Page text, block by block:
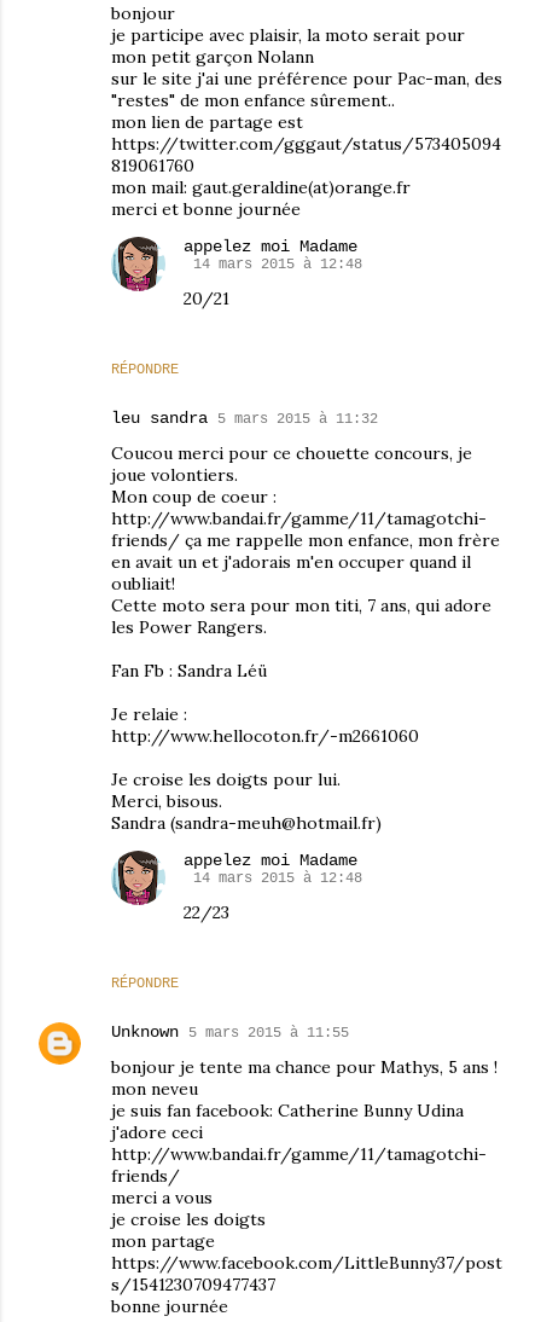
bonjour
je participe avec plaisir, la moto serait pour
mon petit garçon Nolann
sur le site j'ai une préférence pour Pac-man, des
"restes" de mon enfance sûrement..
mon lien de partage est
https://twitter.com/gggaut/status/573405094
819061760
mon mail: gaut.geraldine(at)orange.fr
merci et bonne journée
RÉPONDRE
appelez moi Madame
14 mars 2015 à 12:48
20/21
leu sandra 5 mars 2015 à 11:32
Coucou merci pour ce chouette concours, je
joue volontiers.
Mon coup de coeur :
http://www.bandai.fr/gamme/11/tamagotchi-
friends/ ça me rappelle mon enfance, mon frère
en avait un et j'adorais m'en occuper quand il
oubliait!
Cette moto sera pour mon titi, 7 ans, qui adore
les Power Rangers.
Fan Fb : Sandra Léü
Je relaie :
http://www.hellocoton.fr/-m2661060
Je croise les doigts pour lui.
Merci, bisous.
Sandra (sandra-meuh@hotmail.fr)
RÉPONDRE
appelez moi Madame
14 mars 2015 à 12:48
22/23
Unknown 5 mars 2015 à 11:55
bonjour je tente ma chance pour Mathys, 5 ans !
mon neveu
je suis fan facebook: Catherine Bunny Udina
j'adore ceci
http://www.bandai.fr/gamme/11/tamagotchi-
friends/
merci a vous
je croise les doigts
mon partage
https://www.facebook.com/LittleBunny37/post
s/1541230709477437
bonne journée